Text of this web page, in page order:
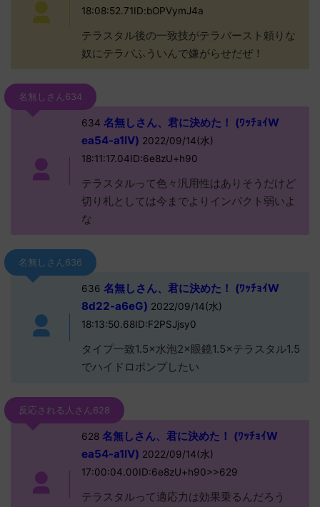
18:08:52.71ID:bOPVymJ4a
テラスタル後の一致技がテラバースト頼りな
奴にテラバふういんで嫌がらせだぜ！
名無しさん634
634 名無しさん、君に決めた！ (ﾜｯﾁｮｲW
ea54-a1lV) 2022/09/14(水)
18:11:17.04ID:6e8zU+h90
テラスタルって色々汎用性はありそうだけど
切り札としては今までよりインパクト弱いよ
な
名無しさん636
636 名無しさん、君に決めた！ (ﾜｯﾁｮｲW
8d22-a6eG) 2022/09/14(水)
18:13:50.68ID:F2PSJjsy0
タイプ一致1.5×水泡2×眼鏡1.5×テラスタル1.5
でハイドロポンプしたい
反応される人さん628
628名無しさん、君に決めた！ (ﾜｯﾁｮｲW
ea54-a1lV) 2022/09/14(水)
17:00:04.00ID:6e8zU+h90>>629
テラスタルって適応力は効果乗るんだろう